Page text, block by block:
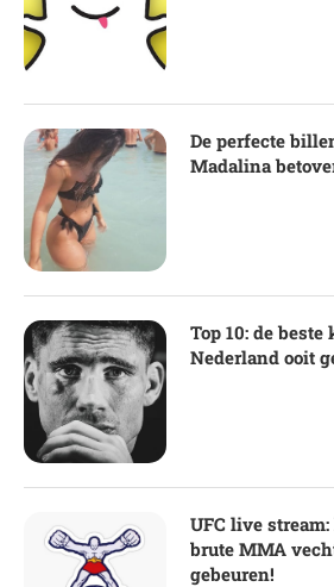
De perfecte
Madalina
Top 10: de
Nederland ooit
UFC live
brute MMA
gebeuren!